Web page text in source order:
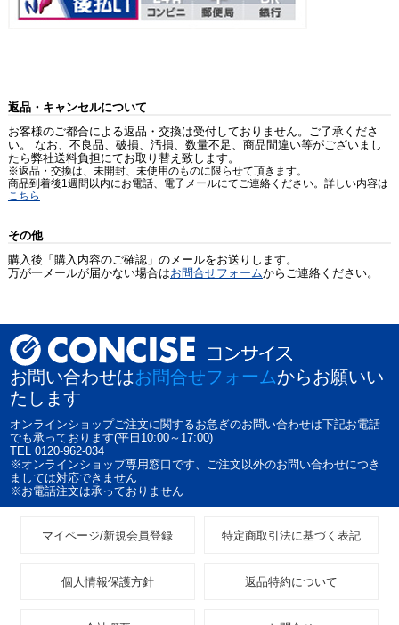
返品・キャンセルについて
お客様のご都合による返品・交換は受付しておりません。ご了承くださ
い。 なお、不良品、破損、汚損、数量不足、商品間違い等がございまし
たら弊社送料負担にてお取り替え致します。
※返品・交換は、未開封、未使用のものに限らせて頂きます。
商品到着後1週間以内にお電話、電子メールにてご連絡ください。詳しい内容は
こちら
その他
購入後「購入内容のご確認」のメールをお送りします。
万が一メールが届かない場合はお問合せフォームからご連絡ください。
お問い合わせはお問合せフォームからお願いい
たします
オンラインショップご注文に関するお急ぎのお問い合わせは下記お電話
でも承っております(平日10:00～17:00)
TEL 0120-962-034
※オンラインショップ専用窓口です、ご注文以外のお問い合わせにつき
ましては対応できません
※お電話注文は承っておりません
マイページ/新規会員登録 特定商取引法に基づく表記
個人情報保護方針 返品特約について